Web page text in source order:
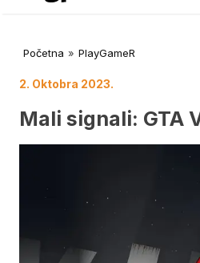
Početna » PlayGameR
2. Oktobra 2023.
Mali signali: GTA